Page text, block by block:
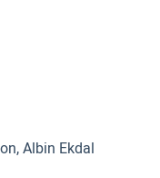
Albin Ekdal